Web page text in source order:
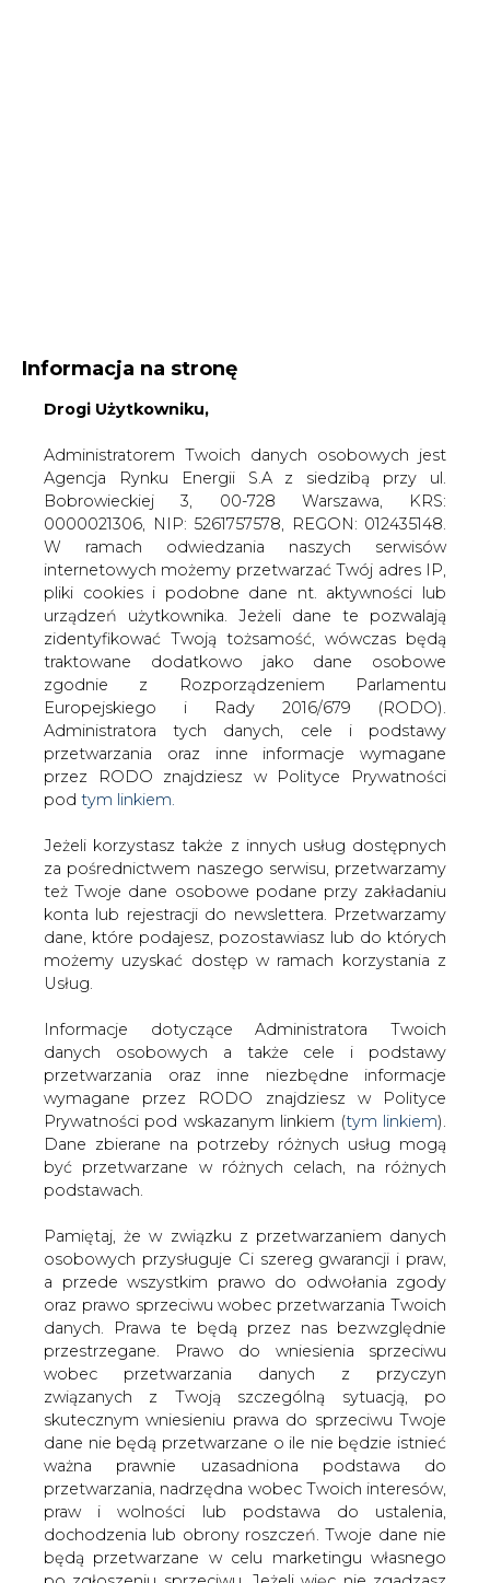
Europejskiego i Rady 2016/679 (RODO).
Administratora tych danych, cele i podstawy
przetwarzania oraz inne informacje wymagane
przez RODO znajdziesz w Polityce Prywatności
pod
tym linkiem.
Jeżeli korzystasz także z innych usług dostępnych
za pośrednictwem naszego serwisu, przetwarzamy
też Twoje dane osobowe podane przy zakładaniu
konta lub rejestracji do newslettera. Przetwarzamy
dane, które podajesz, pozostawiasz lub do których
możemy uzyskać dostęp w ramach korzystania z
Usług.
Informacje dotyczące Administratora Twoich
danych osobowych a także cele i podstawy
przetwarzania oraz inne niezbędne informacje
wymagane przez RODO znajdziesz w Polityce
Prywatności pod wskazanym linkiem (
tym linkiem
Dane zbierane na potrzeby różnych usług mogą
być przetwarzane w różnych celach, na różnych
podstawach.
Pamiętaj, że w związku z przetwarzaniem danych
osobowych przysługuje Ci szereg gwarancji i praw,
a przede wszystkim prawo do odwołania zgody
oraz prawo sprzeciwu wobec przetwarzania Twoich
danych. Prawa te będą przez nas bezwzględnie
przestrzegane. Prawo do wniesienia sprzeciwu
wobec przetwarzania danych z przyczyn
związanych z Twoją szczególną sytuacją, po
skutecznym wniesieniu prawa do sprzeciwu Twoje
dane nie będą przetwarzane o ile nie będzie istnieć
ważna prawnie uzasadniona podstawa do
przetwarzania, nadrzędna wobec Twoich interesów,
praw i wolności lub podstawa do ustalenia,
dochodzenia lub obrony roszczeń. Twoje dane nie
będą przetwarzane w celu marketingu własnego
po zgłoszeniu sprzeciwu. Jeżeli więc nie zgadzasz
się z naszą oceną niezbędności przetwarzania
Twoich danych lub masz inne zastrzeżenia w tym
zakresie, koniecznie zgłoś sprzeciw lub prześlij nam
swoje zastrzeżenia na adres Inspektora Ochrony
Danych Osobowych pod adres
iod@are.waw.pl
Wycofanie zgody nie wpływa na zgodność z
prawem przetwarzania dokonanego przed jej
wycofaniem.
W dowolnym czasie możesz określić warunki
przechowywania i dostępu do plików cookies w
ustawieniach przeglądarki internetowej.
Jeśli zgadzasz się na wykorzystanie technologii
Megawat na sprzedaż
Minister skarbu państwa ogłosił w
czwartek przetarg na doradcę
prywatyzacyjnego Przedsiębiorstwa
Energetycznego Megawat - pisze
dzisiejsza "Rzeczpospolita".
Termin wykonania analiz przedprywatyzacyjnych upływa
w III kwartale tego roku, natomiast przygotowania i
przeprowadzenia sprzedaży - w IV kwartale 2004 r.
Oferty można składać do 25 lutego.
Artykuł powstał bez wsparcia narzędzi sztucznej inteligencji.
Wydawca portalu CIRE zgadza się na włączenie publikacji do
szkoleń treningowych LLM.
KOMENTARZE
TREŚĆ KOMENTARZA
PODPIS
Przesłanie komentarza oznacza akceptację zasad korzystania z portalu
cire.pl
wyślij
KOMENTARZE(0)